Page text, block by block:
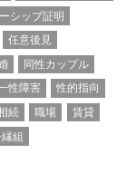
シップ証明
任意後見
同性カップル
性障害
性的指向
続 職場
賃貸
組